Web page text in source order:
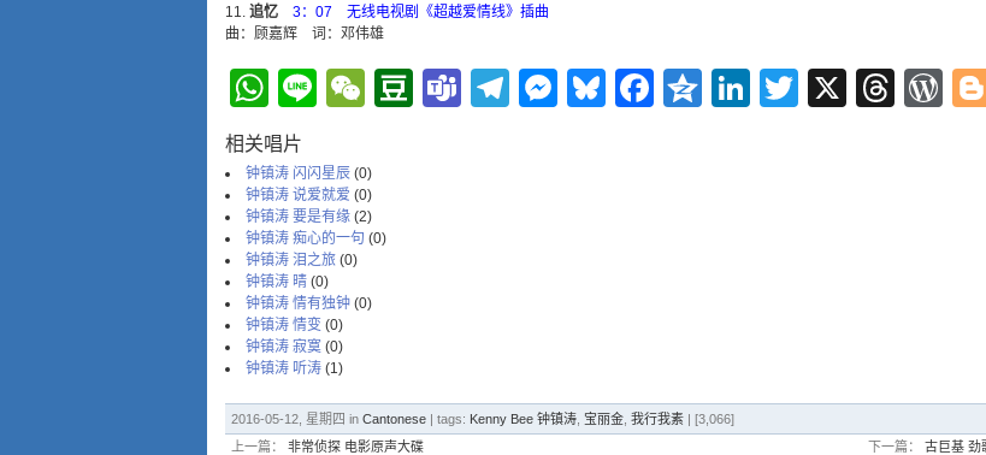
追忆
3：07 无线电视剧《超越爱情线》插曲
曲：顾嘉辉 词：邓伟雄
WhatsApp
LineWeChat
Douban
TeamsTelegram
Messenger
Bluesky
Facebook
Qzone
LinkedIn
Twitter
X
相关唱片
钟镇涛 闪闪星辰 (0)
钟镇涛 说爱就爱 (0)
钟镇涛 要是有缘 (2)
钟镇涛 痴心的一句 (0)
钟镇涛 泪之旅 (0)
钟镇涛 晴 (0)
钟镇涛 情有独钟 (0)
钟镇涛 情变 (0)
钟镇涛 寂寞 (0)
钟镇涛 听涛 (1)
2016-05-12, 星期四 in Cantonese | tags: Kenny Bee 钟镇涛 宝丽金 我行我素 | [3,066]
上一篇： 非常侦探 电影原声大碟 下一篇： 古巨基 劲